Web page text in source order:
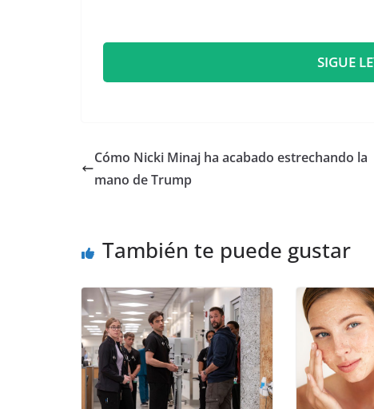
SIGUE
​Cómo Nicki Minaj ha acabado estrechando la
mano de Trump
También te puede gustar